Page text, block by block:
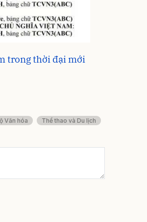
trong thời đại mới
Văn hóa Thể thao và Du lịch